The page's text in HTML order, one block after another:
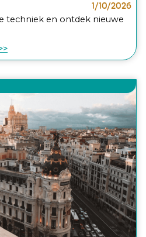
1/10/2026
techniek en ontdek nieuwe